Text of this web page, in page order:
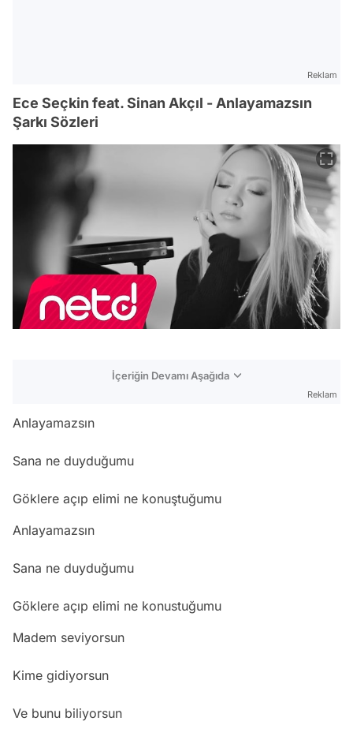
Reklam
Ece Seçkin feat. Sinan Akçıl - Anlayamazsın
Şarkı Sözleri
İçeriğin Devamı Aşağıda
Reklam
Anlayamazsın
Sana ne duyduğumu
Göklere açıp elimi ne konuştuğumu
Anlayamazsın
Sana ne duyduğumu
Göklere açıp elimi ne konustuğumu
Madem seviyorsun
Kime gidiyorsun
Ve bunu biliyorsun